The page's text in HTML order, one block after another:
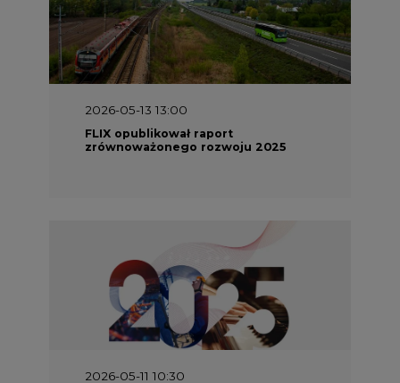
2026-05-13 13:00
FLIX opublikował raport
zrównoważonego rozwoju 2025
2026-05-11 10:30